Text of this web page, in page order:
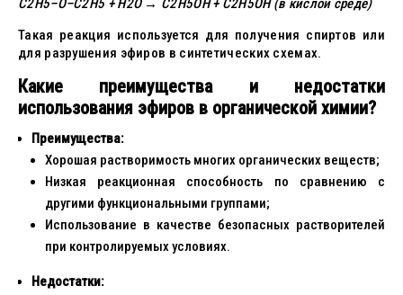
C2H5–O–C2H5 + H2O → C2H5OH + C2H5OH (в кислой среде)
Такая реакция используется для получения спиртов или
для разрушения эфиров в синтетических схемах.
Какие преимущества и недостатки
использования эфиров в органической химии?
Преимущества:
Хорошая растворимость многих органических веществ;
Низкая реакционная способность по сравнению с
другими функциональными группами;
Использование в качестве безопасных растворителей
при контролируемых условиях.
Недостатки: